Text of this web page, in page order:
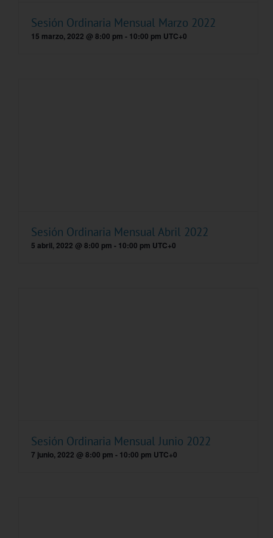
Sesión Ordinaria Mensual Marzo 2022
15 marzo, 2022 @ 8:00 pm - 10:00 pm UTC+0
Sesión Ordinaria Mensual Abril 2022
5 abril, 2022 @ 8:00 pm - 10:00 pm UTC+0
Sesión Ordinaria Mensual Junio 2022
7 junio, 2022 @ 8:00 pm - 10:00 pm UTC+0